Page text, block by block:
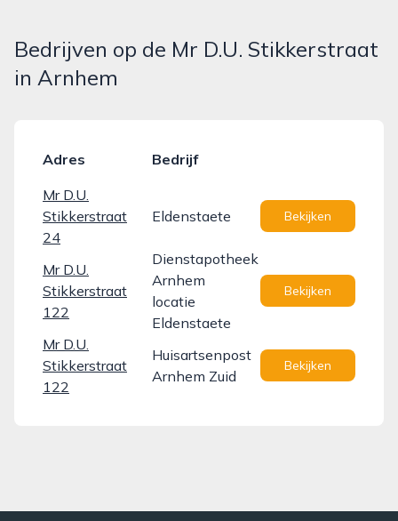
Bedrijven op de Mr D.U. Stikkerstraat
in Arnhem
Adres
Bedrijf
Mr D.U.
Stikkerstraat
24
Eldenstaete Bekijken
Mr D.U.
Stikkerstraat
122
Dienstapotheek
Arnhem
locatie
Eldenstaete
Bekijken
Mr D.U.
Stikkerstraat
122
Huisartsenpost
Arnhem Zuid
Bekijken